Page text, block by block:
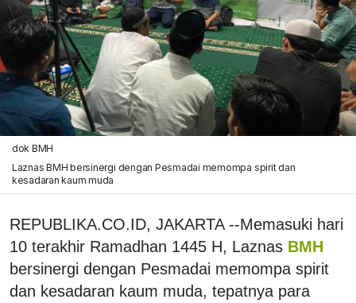
dok BMH
Laznas BMH bersinergi dengan Pesmadai memompa spirit dan
kesadaran kaum muda
REPUBLIKA.CO.ID, JAKARTA --Memasuki hari
10 terakhir Ramadhan 1445 H, Laznas BMH
bersinergi dengan Pesmadai memompa spirit
dan kesadaran kaum muda, tepatnya para